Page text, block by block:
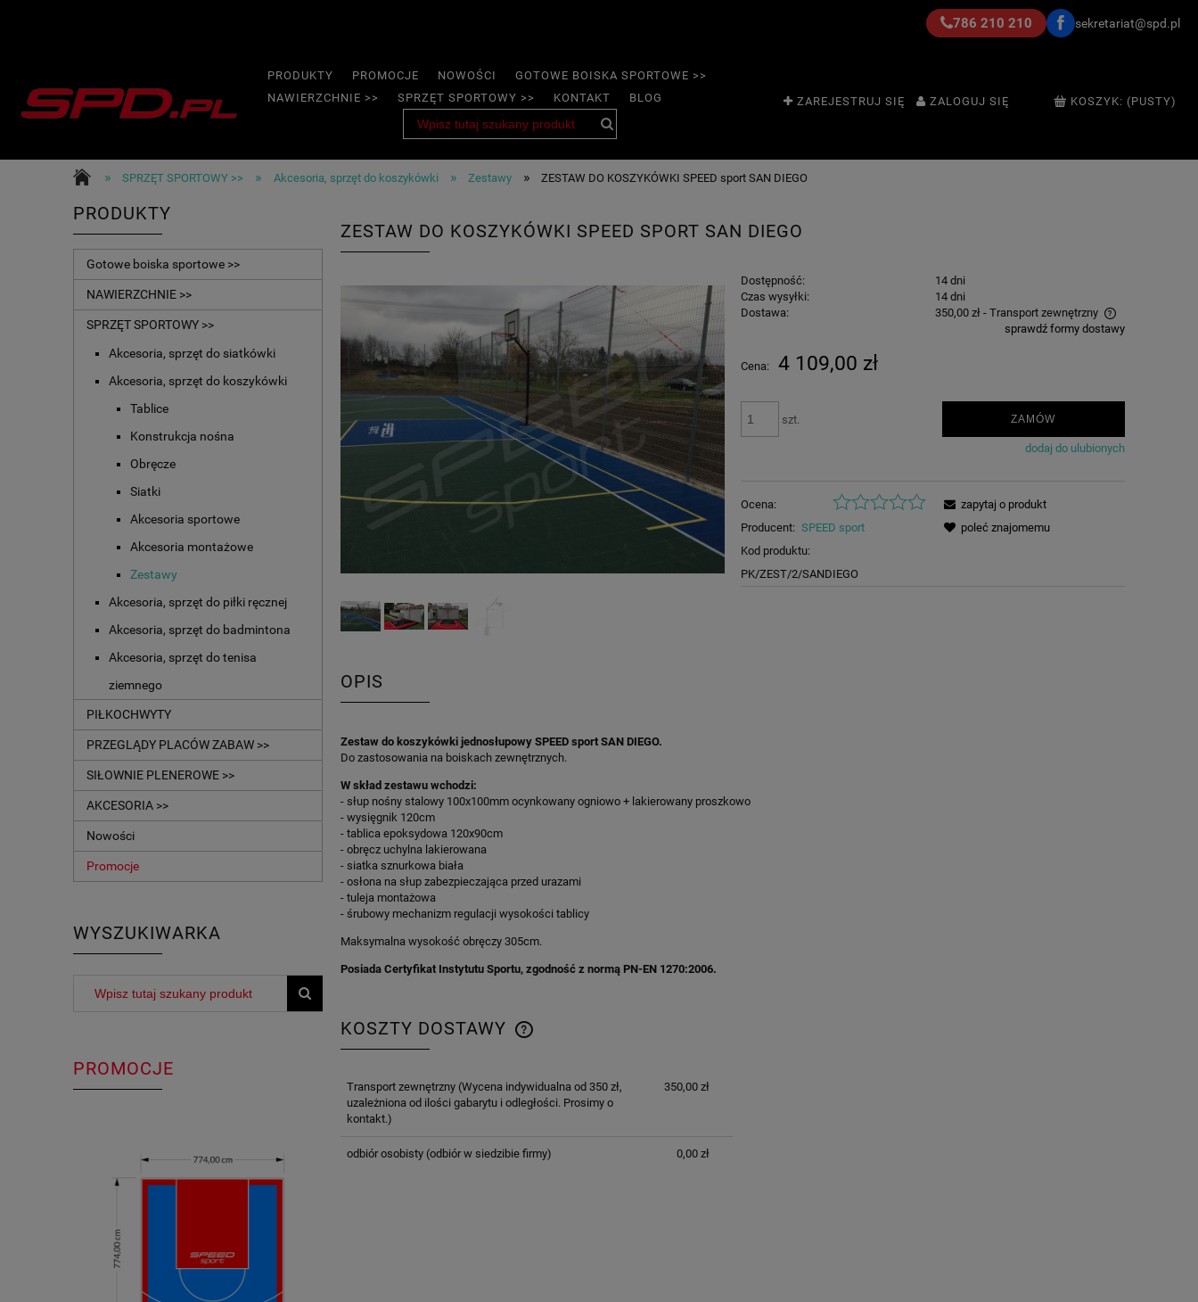
786 210 210 sekretariat@spd.pl
PRODUKTY PROMOCJE NOWOŚCI
GOTOWE BOISKA SPORTOWE >>
NAWIERZCHNIE >>
SPRZĘT SPORTOWY >> KONTAKT BLOG ZAREJESTRUJ SIĘ ZALOGUJ SIĘ KOSZYK: (PUSTY)
» SPRZĘT SPORTOWY >> » Akcesoria, sprzęt do koszykówki » Zestawy » ZESTAW DO KOSZYKÓWKI SPEED sport SAN DIEGO
PRODUKTY
Gotowe boiska sportowe >>
NAWIERZCHNIE >>
SPRZĘT SPORTOWY >>
Akcesoria, sprzęt do siatkówki
Akcesoria, sprzęt do koszykówki
Tablice
Konstrukcja nośna
Obręcze
Siatki
Akcesoria sportowe
Akcesoria montażowe
Zestawy
Akcesoria, sprzęt do piłki ręcznej
Akcesoria, sprzęt do badmintona
Akcesoria, sprzęt do tenisa
ziemnego
PIŁKOCHWYTY
PRZEGLĄDY PLACÓW ZABAW >>
SIŁOWNIE PLENEROWE >>
AKCESORIA >>
Nowości
Promocje
WYSZUKIWARKA
PROMOCJE
ZESTAW DO KOSZYKÓWKI SPEED SPORT SAN DIEGO
Dostępność:
14 dni
Czas wysyłki:
14 dni
Dostawa:
350,00 zł - Transport zewnętrzny
Cena nie zawiera ewentualnych kosztów
płatności
sprawdź formy dostawy
Cena: 4 109,00 zł
szt. ZAMÓW
dodaj do ulubionych
Ocena:
Producent: SPEED sport
Kod produktu:
PK/ZEST/2/SANDIEGO
zapytaj o produkt
poleć znajomemu
OPIS
Zestaw do koszykówki jednosłupowy SPEED sport SAN DIEGO.
Do zastosowania na boiskach zewnętrznych.
W skład zestawu wchodzi:
- słup nośny stalowy 100x100mm ocynkowany ogniowo + lakierowany proszkowo
- wysięgnik 120cm
- tablica epoksydowa 120x90cm
- obręcz uchylna lakierowana
- siatka sznurkowa biała
- osłona na słup zabezpieczająca przed urazami
- tuleja montażowa
- śrubowy mechanizm regulacji wysokości tablicy
Maksymalna wysokość obręczy 305cm.
Posiada Certyfikat Instytutu Sportu, zgodność z normą PN-EN 1270:2006.
KOSZTY DOSTAWY
KOSZTÓW PŁATNOŚCI
Transport zewnętrzny(Wycena indywidualna od 350 zł,
uzależniona od ilości gabarytu i odległości. Prosimy o
kontakt.)
350,00 zł
odbiór osobisty(odbiór w siedzibie firmy) 0,00 zł